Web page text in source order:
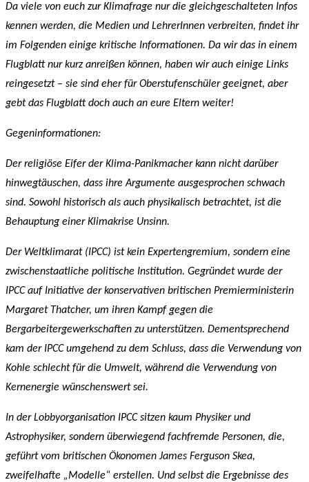
Da viele von euch zur Klimafrage nur die gleichgeschalteten Infos
kennen werden, die Medien und LehrerInnen verbreiten, findet ihr
im Folgenden einige kritische Informationen. Da wir das in einem
Flugblatt nur kurz anreißen können, haben wir auch einige Links
reingesetzt – sie sind eher für Oberstufenschüler geeignet, aber
gebt das Flugblatt doch auch an eure Eltern weiter!
Gegeninformationen:
Der religiöse Eifer der Klima-Panikmacher kann nicht darüber
hinwegtäuschen, dass ihre Argumente ausgesprochen schwach
sind. Sowohl historisch als auch physikalisch betrachtet, ist die
Behauptung einer Klimakrise Unsinn.
Der Weltklimarat (IPCC) ist kein Expertengremium, sondern eine
zwischenstaatliche politische Institution. Gegründet wurde der
IPCC auf Initiative der konservativen britischen Premierministerin
Margaret Thatcher, um ihren Kampf gegen die
Bergarbeitergewerkschaften zu unterstützen. Dementsprechend
kam der IPCC umgehend zu dem Schluss, dass die Verwendung von
Kohle schlecht für die Umwelt, während die Verwendung von
Kernenergie wünschenswert sei.
In der Lobbyorganisation IPCC sitzen kaum Physiker und
Astrophysiker, sondern überwiegend fachfremde Personen, die,
geführt vom britischen Ökonomen James Ferguson Skea,
zweifelhafte „Modelle“ erstellen. Und selbst die Ergebnisse des